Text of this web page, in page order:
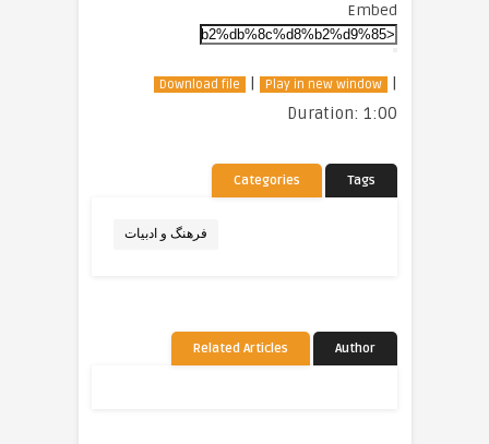
Embed
Download file | Play in new window
|
Duration: 1:00
Categories Tags
فرهنگ و ادبیات
Related Articles Author